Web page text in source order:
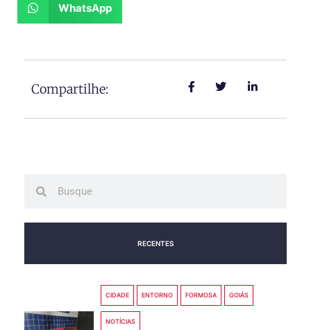
WhatsApp
Compartilhe:
RECENTES
CIDADE ENTORNO FORMOSA GOIÁS
NOTÍCIAS